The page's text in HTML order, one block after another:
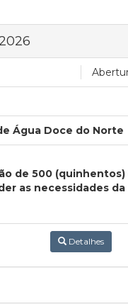
Água Doce do Norte
de 500
as necessidades
Detalhes